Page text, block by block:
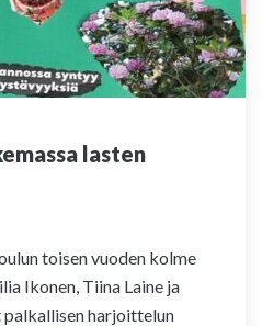
lasten
toisen vuoden kolme
Ikonen, Tiina Laine ja
harjoittelun